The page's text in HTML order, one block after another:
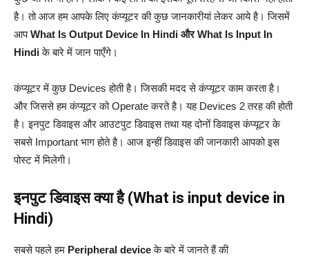
है। तो आज हम आपके लिए कंप्यूटर की कुछ जानकारीयां लेकर आये है। जिसमें
आपWhat Is Output Device In Hindi और What Is Input In
Hindiके बारे में जान पाएँगे।
कंप्यूटर में कुछ Devices होती है। जिसकी मदद से कंप्यूटर काम करता है।
और जिससे हम कंप्यूटर को Operate करते है। यह Devices 2 तरह की होती
है। इनपुट डिवाइस और आउटपुट डिवाइस तथा यह दोनों डिवाइस कंप्यूटर के
सबसे Important भाग होते है। आज इन्हीं डिवाइस की जानकारी आपको इस
पोस्ट में मिलेगी।
इनपुट डिवाइस क्या है (What is input device in
Hindi)
सबसे पहले हम Peripheral deviceके बारे में जानते हैं की